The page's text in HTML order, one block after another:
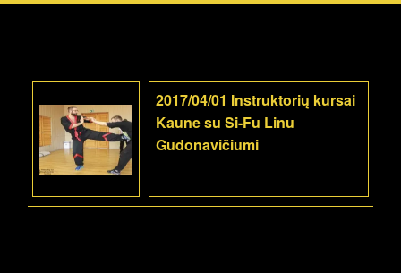
2017/04/01 Instruktorių kursai
Kaune su Si-Fu Linu
Gudonavičiumi